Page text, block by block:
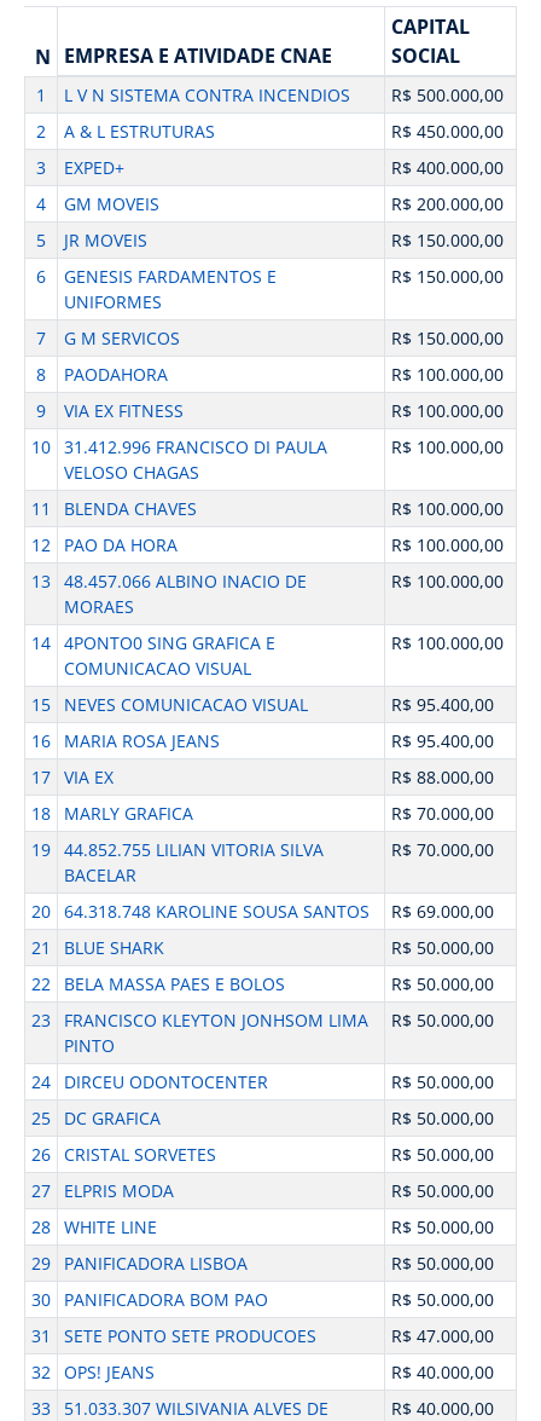
N EMPRESA E ATIVIDADE CNAE
CAPITAL
SOCIAL
1 L V N SISTEMA CONTRA INCENDIOS
R$ 500.000,00
2
A & L ESTRUTURAS
R$ 450.000,00
3
EXPED+
R$ 400.000,00
4
GM MOVEIS
R$ 200.000,00
5
JR MOVEIS
R$ 150.000,00
6
GENESIS FARDAMENTOS E
UNIFORMES
R$ 150.000,00
7 G M SERVICOS
R$ 150.000,00
8
PAODAHORA
R$ 100.000,00
9
VIA EX FITNESS
R$ 100.000,00
10 31.412.996 FRANCISCO DI PAULA
VELOSO CHAGAS
R$ 100.000,00
11 BLENDA CHAVES
R$ 100.000,00
12
PAO DA HORA
R$ 100.000,00
13 48.457.066 ALBINO INACIO DE
MORAES
R$ 100.000,00
14 4PONTO0 SING GRAFICA E
COMUNICACAO VISUAL
R$ 100.000,00
15 NEVES COMUNICACAO VISUAL
R$ 95.400,00
16
MARIA ROSA JEANS
R$ 95.400,00
17 VIA EX
R$ 88.000,00
18
MARLY GRAFICA
R$ 70.000,00
19 44.852.755 LILIAN VITORIA SILVA
BACELAR
R$ 70.000,00
20 64.318.748 KAROLINE SOUSA SANTOS
R$ 69.000,00
21
BLUE SHARK
R$ 50.000,00
22
BELA MASSA PAES E BOLOS
R$ 50.000,00
23
FRANCISCO KLEYTON JONHSOM LIMA
PINTO
R$ 50.000,00
24 DIRCEU ODONTOCENTER
R$ 50.000,00
25
DC GRAFICA
R$ 50.000,00
26 CRISTAL SORVETES
R$ 50.000,00
27
ELPRIS MODA
R$ 50.000,00
28 WHITE LINE
R$ 50.000,00
29
PANIFICADORA LISBOA
R$ 50.000,00
30
PANIFICADORA BOM PAO
R$ 50.000,00
31
SETE PONTO SETE PRODUCOES
R$ 47.000,00
32 OPS! JEANS
R$ 40.000,00
33
51.033.307 WILSIVANIA ALVES DE R$ 40.000,00